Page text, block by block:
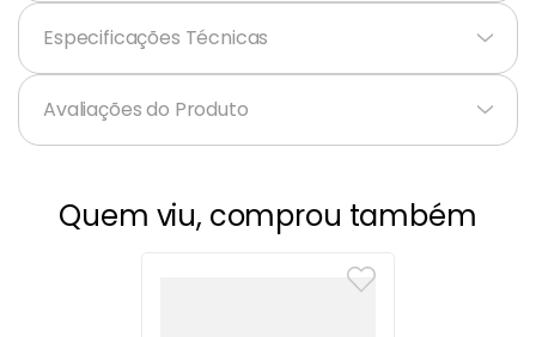
Especificações Técnicas +
Avaliações do Produto
Quem viu, comprou também